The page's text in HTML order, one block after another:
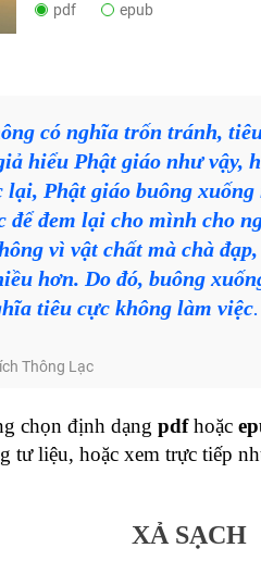
pdf epub
có nghĩa trốn tránh,
hiểu Phật giáo như vậy,
lại, Phật giáo buông
để đem lại cho mình cho
vì vật chất mà chà
hơn. Do đó, buông
tiêu cực không làm việc.
Thông Lạc
chọn định dạng pdfhoặc
tư liệu, hoặc xem trực tiếp
XẢ SẠCH